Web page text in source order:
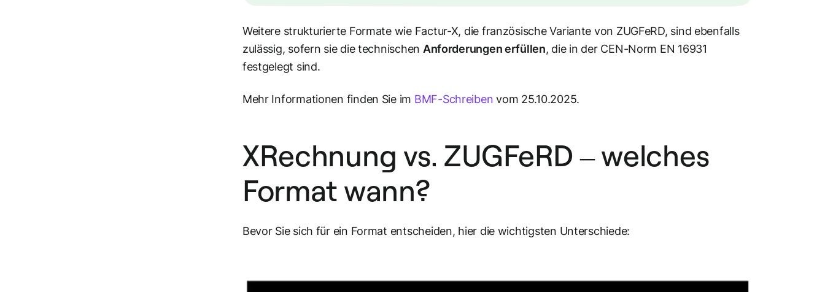
Weitere strukturierte Formate wie Factur-X, die französische Variante von ZUGFeRD, sind ebenfalls
zulässig, sofern sie die technischen Anforderungen erfüllen, die in der CEN-Norm EN 16931
festgelegt sind.
Mehr Informationen finden Sie im BMF-Schreiben vom 25.10.2025.
XRechnung vs. ZUGFeRD – welches
Format wann?
Bevor Sie sich für ein Format entscheiden, hier die wichtigsten Unterschiede: